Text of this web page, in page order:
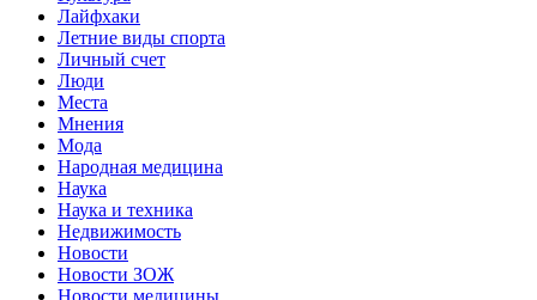
Лайфхаки
Летние виды спорта
Личный счет
Люди
Места
Мнения
Мода
Народная медицина
Наука
Наука и техника
Недвижимость
Новости
Новости ЗОЖ
Новости медицины